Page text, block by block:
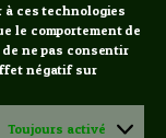
ces technologies
le comportement de
ne pas consentir
négatif sur
Toujours activé